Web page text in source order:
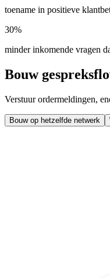
toename in positieve
30%
minder inkomende vragen
Bouw
Verstuur ordermeldingen,
Bouw op hetzelfde netwerk